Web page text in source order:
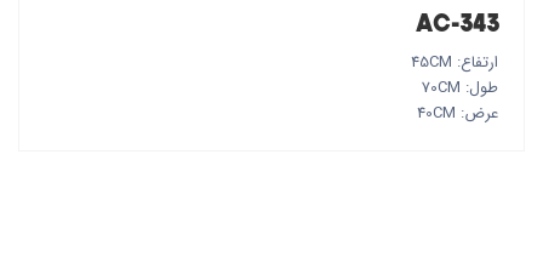
AC-343
ارتفاع: 45CM
طول: 70CM
عرض: 40CM